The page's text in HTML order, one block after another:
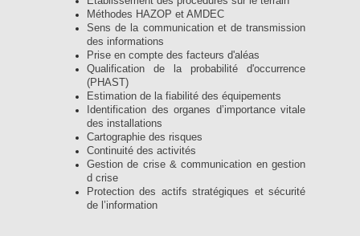
Méthodes HAZOP et AMDEC
Sens de la communication et de transmission
des informations
Prise en compte des facteurs d'aléas
Qualification de la probabilité d'occurrence
(PHAST)
Estimation de la fiabilité des équipements
Identification des organes d’importance vitale
des installations
Cartographie des risques
Continuité des activités
Gestion de crise & communication en gestion
d crise
Protection des actifs stratégiques et sécurité
de l’information